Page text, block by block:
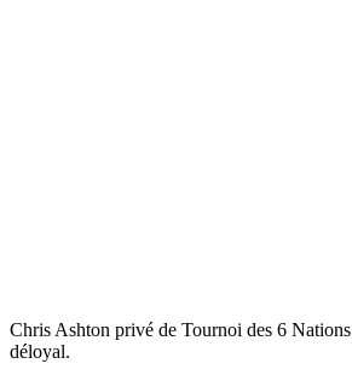
Chris Ashton privé de Tournoi des 6
déloyal.